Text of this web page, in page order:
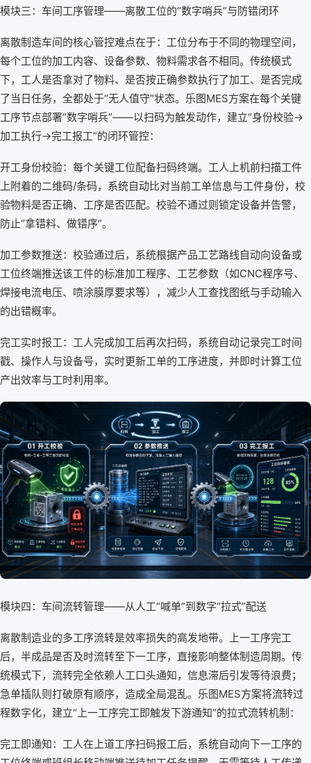
模块三：车间工序管理——离散工位的“数字哨兵”与防错闭环
离散制造车间的核心管控难点在于：工位分布于不同的物理空间，
每个工位的加工内容、设备参数、物料需求各不相同。传统模式
下，工人是否拿对了物料、是否按正确参数执行了加工、是否完成
了当日任务，全都处于“无人值守”状态。乐图MES方案在每个关键
工序节点部署“数字哨兵”——以扫码为触发动作，建立“身份校验→
加工执行→完工报工”的闭环管控：
开工身份校验：每个关键工位配备扫码终端。工人上机前扫描工件
上附着的二维码/条码，系统自动比对当前工单信息与工件身份，校
验物料是否正确、工序是否匹配。校验不通过则锁定设备并告警，
防止“拿错料、做错序”。
加工参数推送：校验通过后，系统根据产品工艺路线自动向设备或
工位终端推送该工件的标准加工程序、工艺参数（如CNC程序号、
焊接电流电压、喷涂膜厚要求等），减少人工查找图纸与手动输入
的出错概率。
完工实时报工：工人完成加工后再次扫码，系统自动记录完工时间
戳、操作人与设备号，实时更新工单的工序进度，并即时计算工位
产出效率与工时利用率。
模块四：车间流转管理——从人工“喊单”到数字“拉式”配送
离散制造业的多工序流转是效率损失的高发地带。上一工序完工
后，半成品是否及时流转至下一工序，直接影响整体制造周期。传
统模式下，流转完全依赖人工口头通知，信息滞后引发等待浪费；
急单插队则打破原有顺序，造成全局混乱。乐图MES方案将流转过
程数字化，建立“上一工序完工即触发下游通知”的拉式流转机制：
完工即通知：工人在上道工序扫码报工后，系统自动向下一工序的